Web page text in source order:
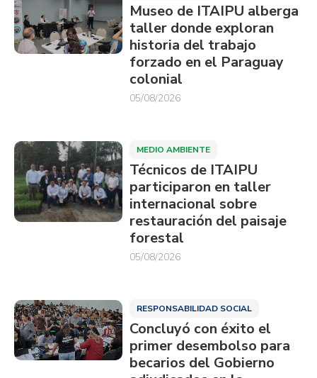
Museo de ITAIPU alberga
taller donde exploran
historia del trabajo
forzado en el Paraguay
colonial
05/08/2026
MEDIO AMBIENTE
Técnicos de ITAIPU
participaron en taller
internacional sobre
restauración del paisaje
forestal
05/08/2026
RESPONSABILIDAD SOCIAL
Concluyó con éxito el
primer desembolso para
becarios del Gobierno